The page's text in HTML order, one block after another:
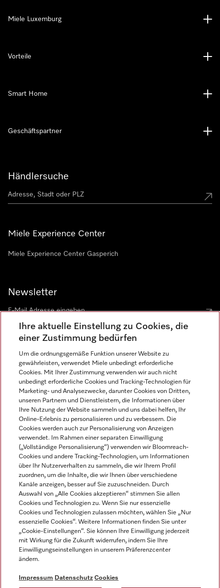
Händlersuche
Miele Experience Center
Miele Experience Center Gasperich
Newsletter
Sprache
DEUTSCH
Miele Luxemburg
Vorteile
Smart Home
Geschäftspartner
Impressum
AGB
Datenschutz
Nutzungsbedingungen
Gesetzen über digitale Dienste
Miele auf Instagram
Miele auf Youtube
Ihre aktuelle Einstellung zu Cookies, die
einer Zustimmung bedürfen
Um die ordnungsgemäße Funktion unserer Website zu
gewährleisten, verwendet Miele unbedingt erforderliche
Cookies. Mit Ihrer Zustimmung verwenden wir auch nicht
unbedingt erforderliche Cookies und Tracking-Technologien für
Marketing- und Analysezwecke, darunter Cookies von Dritten,
unseren Partnern und Dienstleistern, die Informationen über
Ihre Nutzung der Website sammeln und uns dabei helfen, Ihr
Online-Erlebnis zu personalisieren und zu verbessern. Die
Cookies werden auch zur Personalisierung von Anzeigen
verwendet. Im Rahmen einer separaten Einwilligung
(„Vollständige Personalisierung“) verwenden wir Bloomreach-
Cookies und andere Tracking-Technologien, um Informationen
über Ihr Nutzerverhalten zu sammeln, die wir Ihrem Profil
zuordnen, um die Inhalte, die wir Ihnen über verschiedene
Kanäle anzeigen, besser auf Sie zuzuschneiden. Durch
Auswahl von „Alle Cookies akzeptieren“ stimmen Sie allen
Cookies und Technologien zu. Wenn Sie nur essenzielle
Cookies und Technologien zulassen möchten, wählen Sie „Nur
essenzielle Cookies“. Weitere Informationen finden Sie unter
„Cookie-Einstellungen“. Sie können Ihre Einwilligung jederzeit
mit Wirkung für die Zukunft widerrufen, indem Sie Ihre
Einwilligungseinstellungen in unserem Präferenzcenter
ändern.
Impressum Datenschutz Cookies